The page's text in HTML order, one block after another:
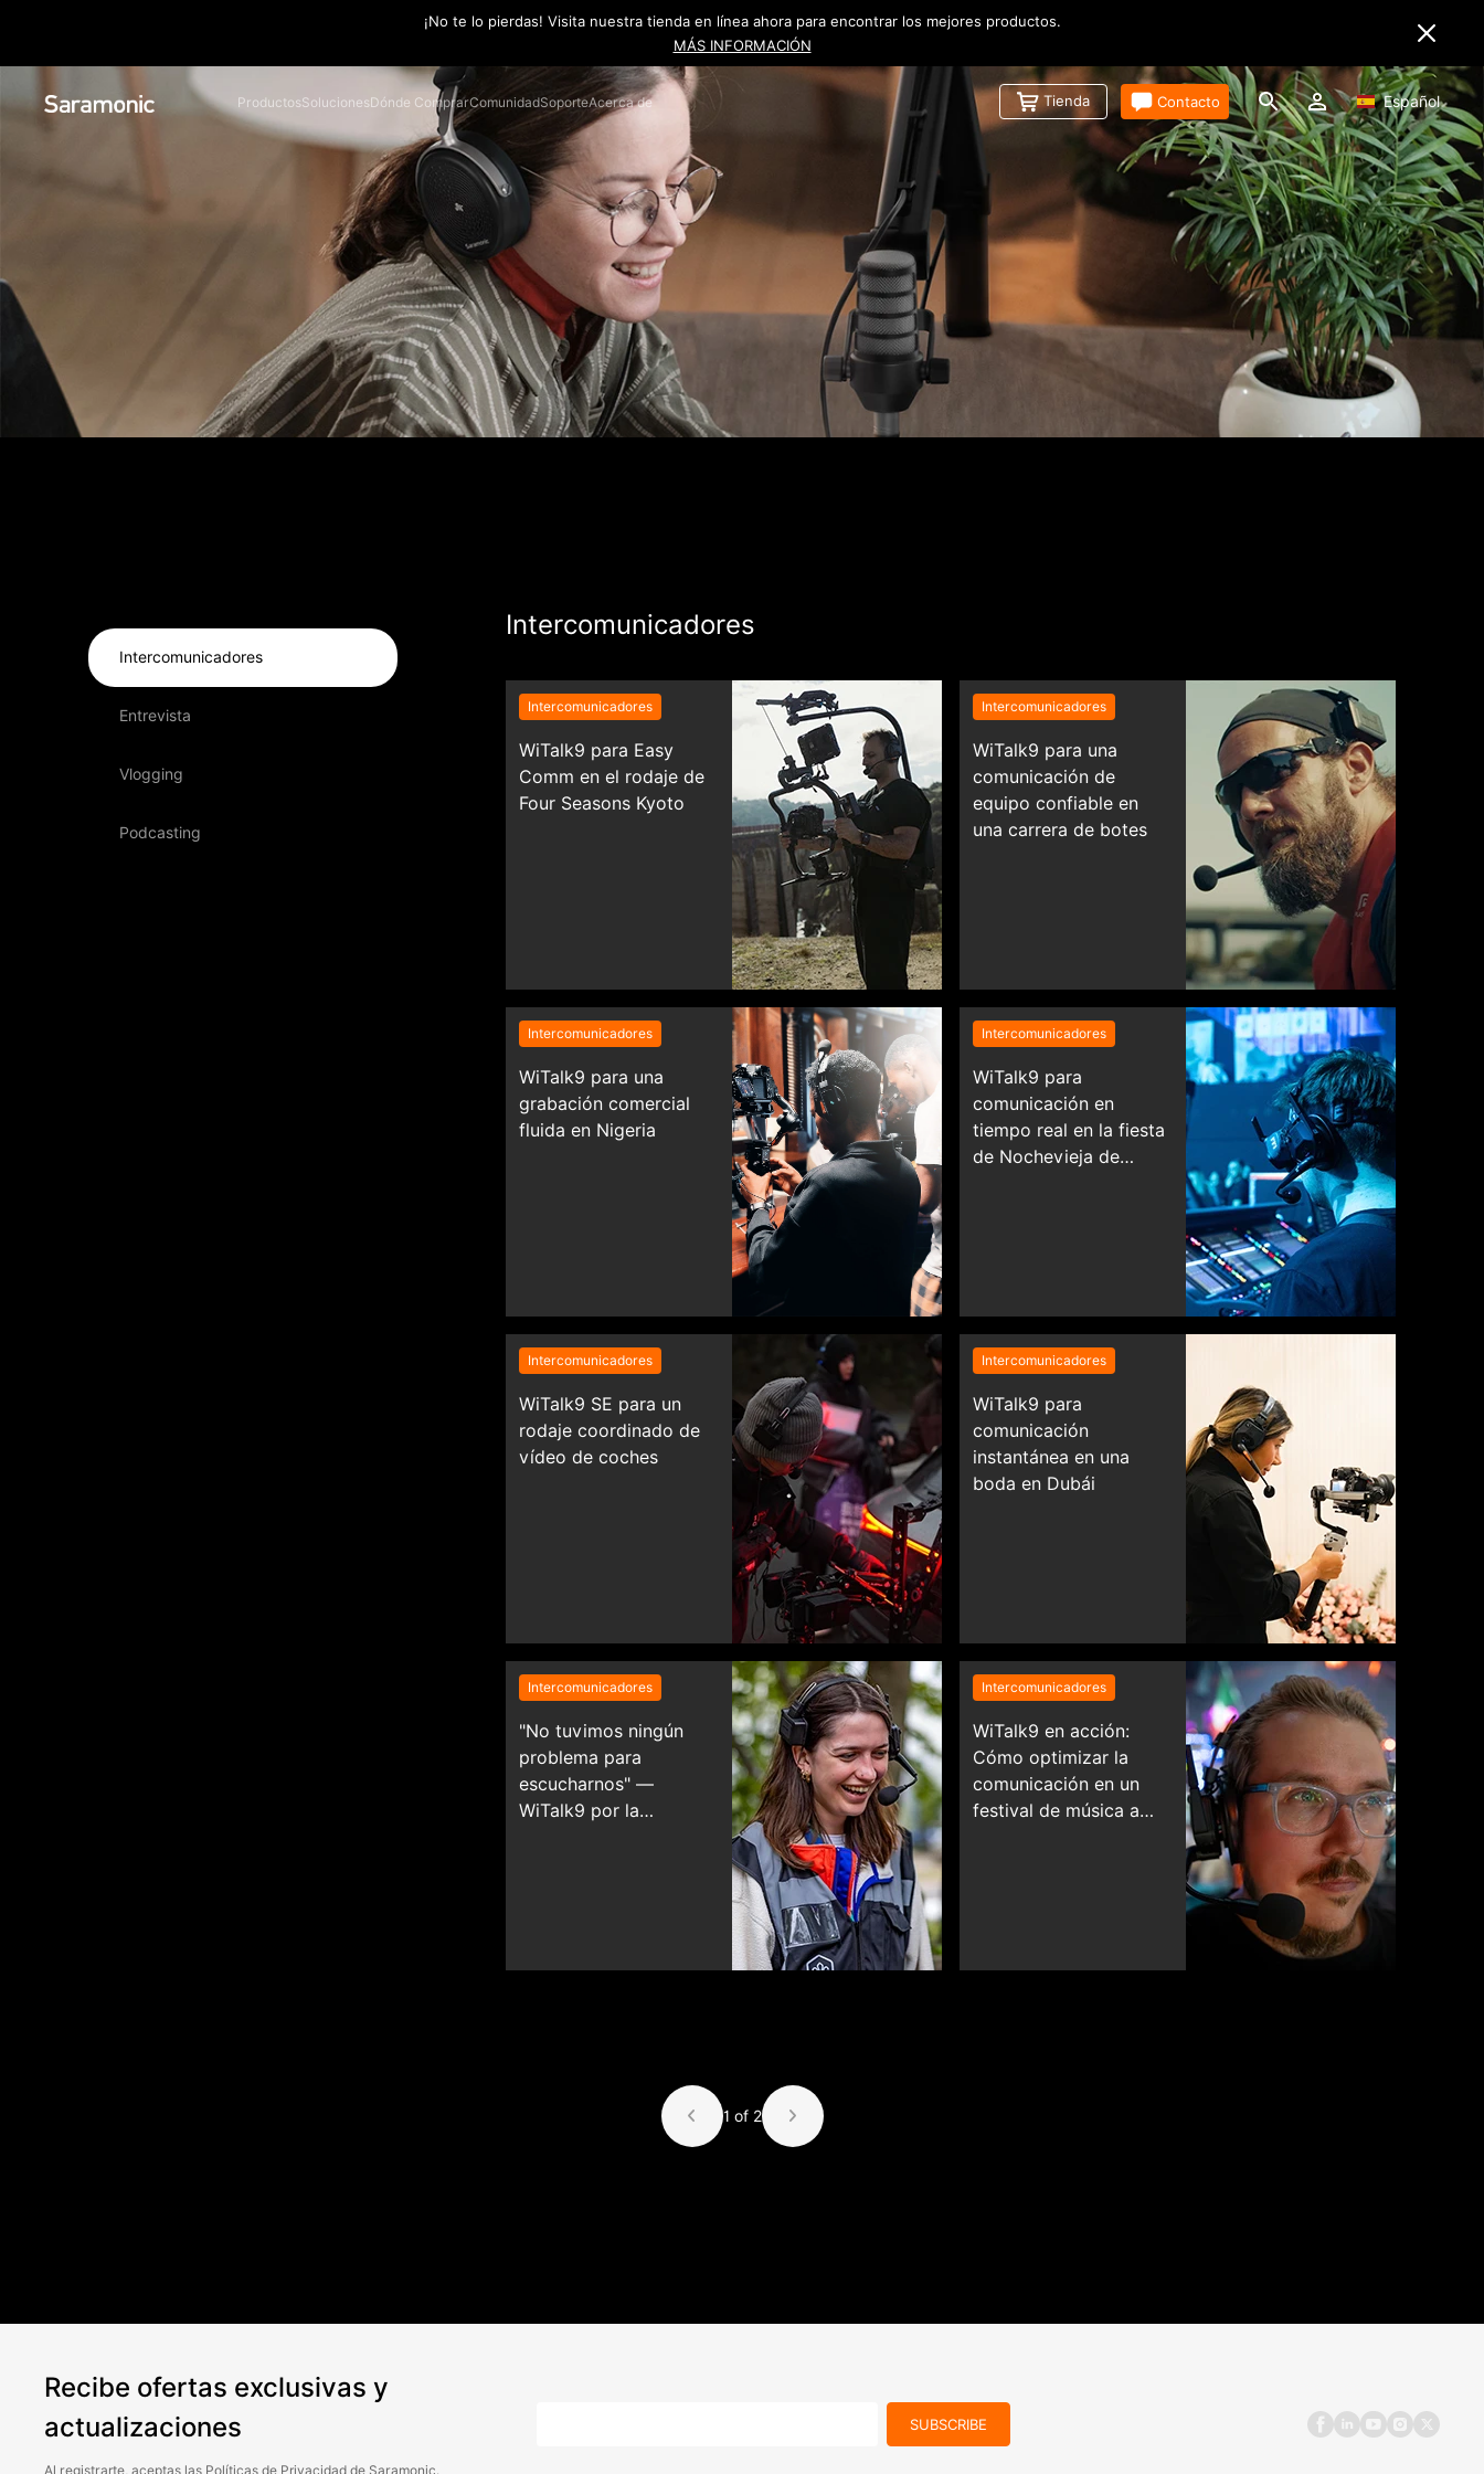
¡No te lo pierdas! Visita nuestra tienda en línea ahora para encontrar los mejores productos.
MÁS INFORMACIÓN
ProductosSolucionesDónde ComprarComunidadSoporteAcerca de Tienda Contacto Español
Intercomunicadores
Entrevista
Vlogging
Podcasting
Intercomunicadores
Intercomunicadores
WiTalk9 para Easy
Comm en el rodaje de
Four Seasons Kyoto
Intercomunicadores
WiTalk9 para una
comunicación de
equipo confiable en
una carrera de botes
Intercomunicadores
WiTalk9 para una
grabación comercial
fluida en Nigeria
Intercomunicadores
WiTalk9 para
comunicación en
tiempo real en la fiesta
de Nochevieja de
Intercomunicadores
WiTalk9 SE para un
rodaje coordinado de
vídeo de coches
Intercomunicadores
WiTalk9 para
comunicación
instantánea en una
boda en Dubái
Intercomunicadores
"No tuvimos ningún
problema para
escucharnos" —
WiTalk9 por la
Intercomunicadores
WiTalk9 en acción:
Cómo optimizar la
comunicación en un
festival de música a
1 of 2
Recibe ofertas exclusivas y
actualizaciones
Al registrarte, aceptas las Políticas de Privacidad de Saramonic.
SUBSCRIBE